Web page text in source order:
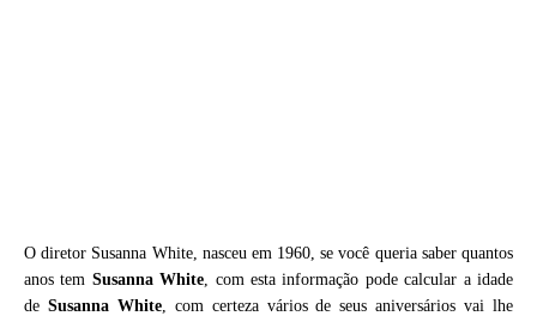
O diretor Susanna White, nasceu em 1960, se você queria saber quantos
anos tem Susanna White, com esta informação pode calcular a idade
de Susanna White, com certeza vários de seus aniversários vai lhe